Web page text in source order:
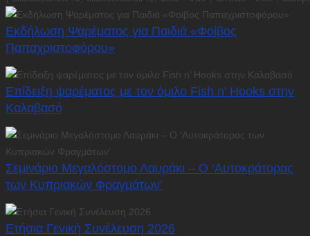
Εκδήλωση Ψαρέματος για Παιδιά «Φοίβος
Παπαχριστοφόρου»
Επίδειξη ψαρέματος με τον όμιλο Fish n’ Hooks στην
Καλαβασό
Σεμινάριο Μεγαλόστομο Λαυράκι – Ο ‘Αυτοκράτορας
των Κυπριακών Φραγμάτων’
Ετήσια Γενική Συνέλευση 2026